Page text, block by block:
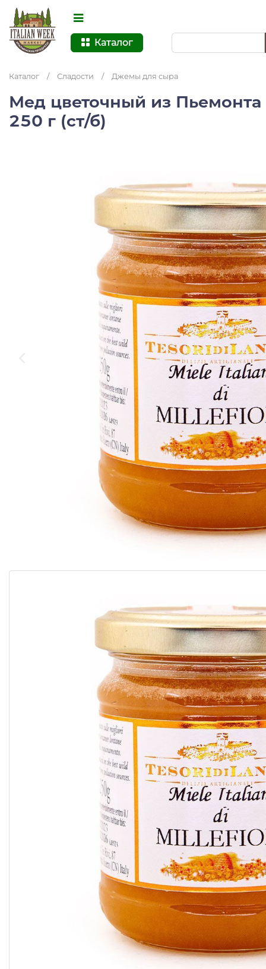
Каталог
Каталог / Сладости / Джемы для сыра
Мед цветочный из Пьемонта
250 г (ст/б)